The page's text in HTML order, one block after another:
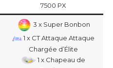
7500 PX
3 x Super Bonbon
1 x CT Attaque Attaque
Chargée d’Élite
1 x Chapeau de